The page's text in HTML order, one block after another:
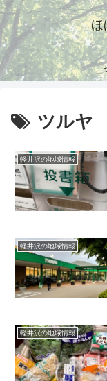
ほ
-
ツルヤ
軽井沢の地域情報
軽井沢の地域情報
軽井沢の地域情報